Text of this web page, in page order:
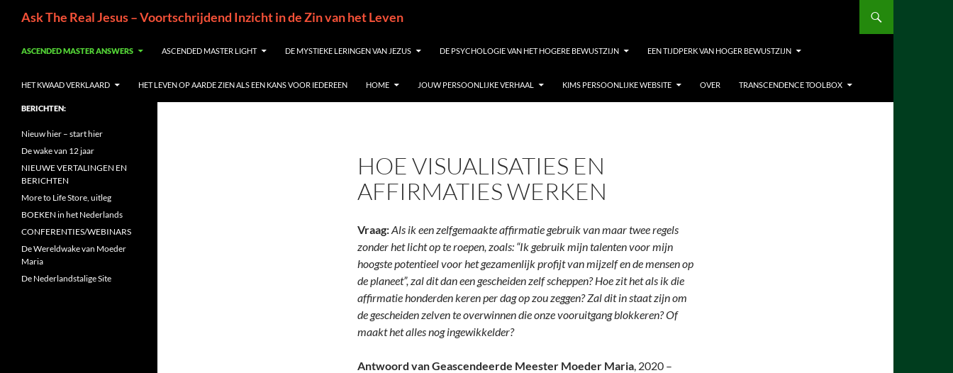
inhoud
Ask The Real Jesus – Voortschrijdend Inzicht in de Zin van het Leven
ASCENDED MASTER ANSWERS ASCENDED MASTER LIGHT DE MYSTIEKE LERINGEN VAN JEZUS DE PSYCHOLOGIE VAN HET HOGERE BEWUSTZIJN EEN TIJDPERK VAN HOGER BEWUSTZIJN
HET KWAAD VERKLAARD HET LEVEN OP AARDE ZIEN ALS EEN KANS VOOR IEDEREEN HOME JOUW PERSOONLIJKE VERHAAL KIMS PERSOONLIJKE WEBSITE OVER TRANSCENDENCE TOOLBOX
HOE VISUALISATIES EN
AFFIRMATIES WERKEN
Vraag:Als ik een zelfgemaakte affirmatie gebruik van maar twee regels
zonder het licht op te roepen, zoals: “Ik gebruik mijn talenten voor mijn
hoogste potentieel voor het gezamenlijk profijt van mijzelf en de mensen op
de planeet”, zal dit dan een gescheiden zelf scheppen? Hoe zit het als ik die
affirmatie honderden keren per dag op zou zeggen? Zal dit in staat zijn om
de gescheiden zelven te overwinnen die onze vooruitgang blokkeren? Of
maakt het alles nog ingewikkelder?
Antwoord van Geascendeerde Meester Moeder Maria, 2020 –
BERICHTEN:
Nieuw hier – start hier
De wake van 12 jaar
NIEUWE VERTALINGEN EN
BERICHTEN
More to Life Store, uitleg
BOEKEN in het Nederlands
CONFERENTIES/WEBINARS
De Wereldwake van Moeder
Maria
De Nederlandstalige Site